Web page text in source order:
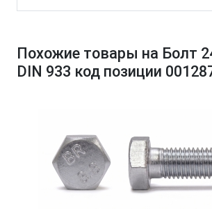
Похожие товары на Болт
DIN 933 код позиции